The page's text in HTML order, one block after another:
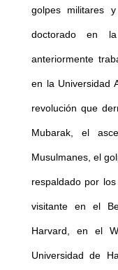
golpes militares
doctorado en
anteriormente
en la Universidad
revolución que
Mubarak, el
Musulmanes, el
respaldado por
visitante en el
Harvard, en el
Universidad de